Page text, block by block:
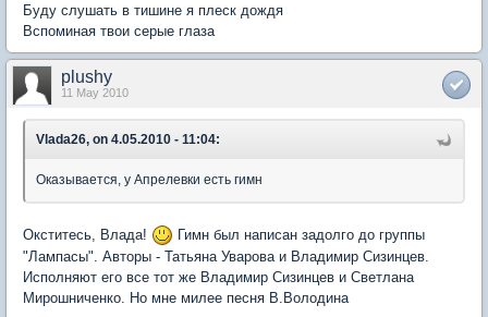
Буду слушать в тишине я плеск дождя
Вспоминая твои серые глаза
plushy
11 May 2010
Vlada26, on 4.05.2010 - 11:04:
Оказывается, у Апрелевки есть гимн
Окститесь, Влада!
Гимн был написан задолго до группы
"Лампасы". Авторы - Татьяна Уварова и Владимир Сизинцев.
Исполняют его все тот же Владимир Сизинцев и Светлана
Мирошниченко. Но мне милее песня В.Володина